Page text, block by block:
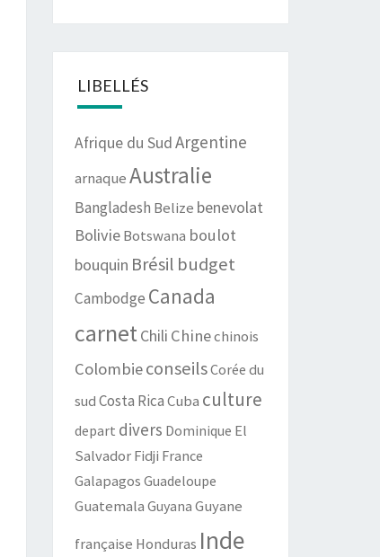
LIBELLÉS
Afrique du SudArgentine
arnaqueAustralie
Bangladesh Belize benevolat
Bolivie Botswana boulot
bouquin Brésil budget
Cambodge Canada
carnetChili Chinechinois
ColombieconseilsCorée du
sud Costa RicaCuba culture
depart divers Dominique El
Salvador Fidji France
Galapagos Guadeloupe
Guatemala Guyana Guyane
française Honduras Inde